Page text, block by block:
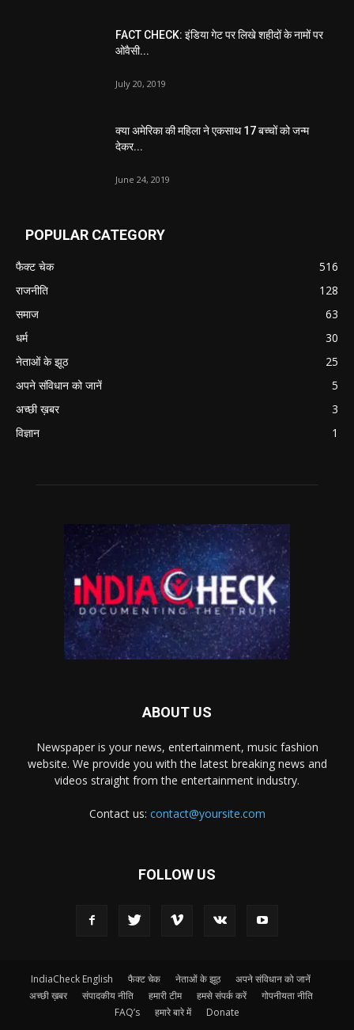
FACT CHECK: इंडिया गेट पर लिखे शहीदों के नामों पर
ओवैसी...
July 20, 2019
क्या अमेरिका की महिला ने एकसाथ 17 बच्चों को जन्म
देकर...
June 24, 2019
POPULAR CATEGORY
फैक्ट चेक
516
राजनीति
128
समाज
63
धर्म
30
नेताओं के झूठ
25
अपने संविधान को जानें
5
अच्छी ख़बर
3
विज्ञान
1
ABOUT US
Newspaper is your news, entertainment, music fashion
website. We provide you with the latest breaking news and
videos straight from the entertainment industry.
Contact us: contact@yoursite.com
FOLLOW US
IndiaCheck English फैक्ट चेक नेताओं के झूठ
अपने संविधान को जानें
अच्छी ख़बर
संपादकीय नीति हमारी टीम हमसे संपर्क करें
गोपनीयता नीति
FAQ’s
हमारे बारे में Donate